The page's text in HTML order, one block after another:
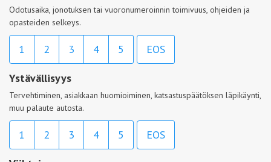
Odotusaika, jonotuksen tai vuoronumeroinnin toimivuus, ohjeiden ja
opasteiden selkeys.
1 2 3 4 5 EOS
Ystävällisyys
Tervehtiminen, asiakkaan huomioiminen, katsastuspäätöksen läpikäynti,
muu palaute autosta.
1 2 3 4 5 EOS